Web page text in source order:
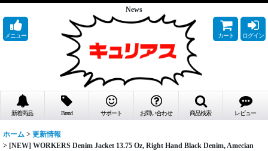
News
メニュー カート ログイン
新着商品 Brand サポート お問い合わせ 商品検索 レビュー
ホーム > 更新情報
> [NEW] WORKERS Denim Jacket 13.75 Oz, Right Hand Black Denim, Amecian